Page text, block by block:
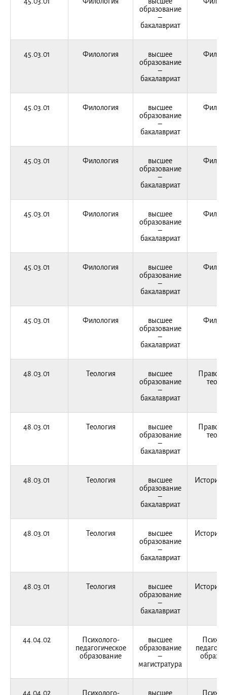
образование
–
бакалавриат
45.03.01 Филология
высшее
образование
–
бакалавриат
45.03.01 Филология
высшее
образование
–
бакалавриат
45.03.01 Филология
высшее
образование
–
бакалавриат
45.03.01 Филология
высшее
образование
–
бакалавриат
45.03.01 Филология
высшее
образование
–
бакалавриат
45.03.01 Филология
высшее
образование
–
бакалавриат
48.03.01 Теология
высшее
образование
–
бакалавриат
48.03.01 Теология
высшее
образование
–
бакалавриат
48.03.01 Теология
высшее
образование
–
бакалавриат
История
48.03.01 Теология
высшее
образование
–
бакалавриат
История
48.03.01 Теология
высшее
образование
–
бакалавриат
История
44.04.02
Психолого-
педагогическое
образование
высшее
образование
–
магистратура
44.04.02
Психолого-
высшее